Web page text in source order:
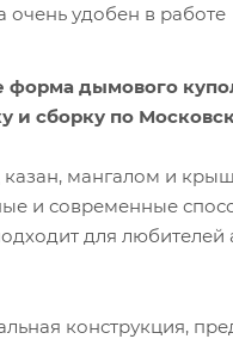
очень удобен в работе
форма дымового
и сборку по
мангалом и
и современные
для
конструкция,